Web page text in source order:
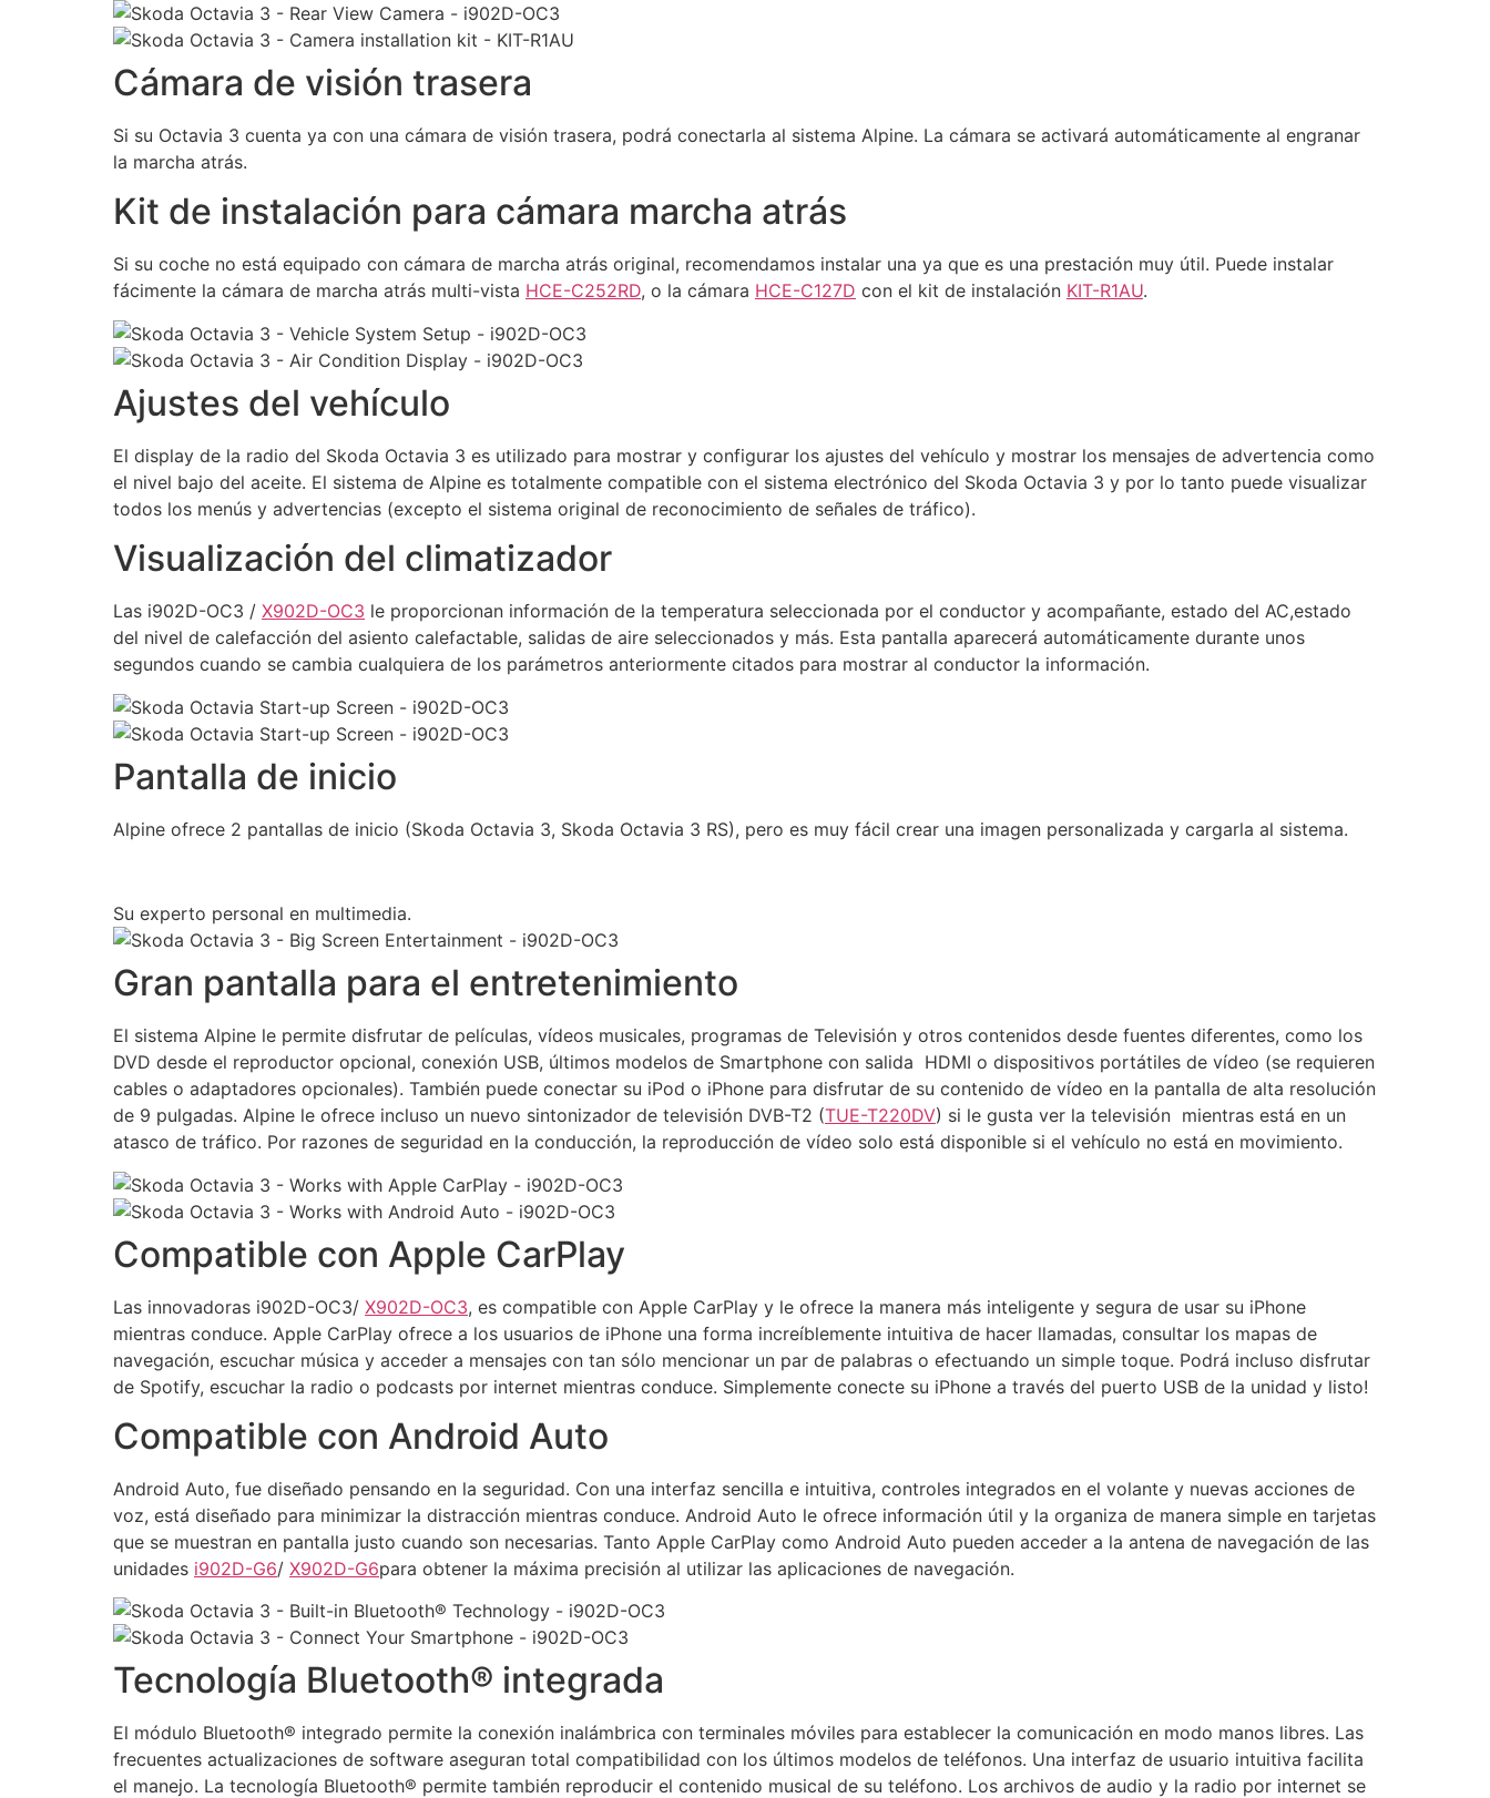
Cámara de visión trasera
Si su Octavia 3 cuenta ya con una cámara de visión trasera, podrá conectarla al sistema Alpine. La cámara se activará automáticamente al engranar
la marcha atrás.
Kit de instalación para cámara marcha atrás
Si su coche no está equipado con cámara de marcha atrás original, recomendamos instalar una ya que es una prestación muy útil. Puede instalar
fácimente la cámara de marcha atrás multi-vista HCE-C252RD, o la cámara HCE-C127D con el kit de instalación KIT-R1AU.
Ajustes del vehículo
El display de la radio del Skoda Octavia 3 es utilizado para mostrar y configurar los ajustes del vehículo y mostrar los mensajes de advertencia como
el nivel bajo del aceite. El sistema de Alpine es totalmente compatible con el sistema electrónico del Skoda Octavia 3 y por lo tanto puede visualizar
todos los menús y advertencias (excepto el sistema original de reconocimiento de señales de tráfico).
Visualización del climatizador
Las i902D-OC3 / X902D-OC3 le proporcionan información de la temperatura seleccionada por el conductor y acompañante, estado del AC,estado
del nivel de calefacción del asiento calefactable, salidas de aire seleccionados y más. Esta pantalla aparecerá automáticamente durante unos
segundos cuando se cambia cualquiera de los parámetros anteriormente citados para mostrar al conductor la información.
Pantalla de inicio
Alpine ofrece 2 pantallas de inicio (Skoda Octavia 3, Skoda Octavia 3 RS), pero es muy fácil crear una imagen personalizada y cargarla al sistema.
Su experto personal en multimedia.
Gran pantalla para el entretenimiento
El sistema Alpine le permite disfrutar de películas, vídeos musicales, programas de Televisión y otros contenidos desde fuentes diferentes, como los
DVD desde el reproductor opcional, conexión USB, últimos modelos de Smartphone con salida HDMI o dispositivos portátiles de vídeo (se requieren
cables o adaptadores opcionales). También puede conectar su iPod o iPhone para disfrutar de su contenido de vídeo en la pantalla de alta resolución
de 9 pulgadas. Alpine le ofrece incluso un nuevo sintonizador de televisión DVB-T2 (TUE-T220DV) si le gusta ver la televisión mientras está en un
atasco de tráfico. Por razones de seguridad en la conducción, la reproducción de vídeo solo está disponible si el vehículo no está en movimiento.
Compatible con Apple CarPlay
Las innovadoras i902D-OC3/ X902D-OC3, es compatible con Apple CarPlay y le ofrece la manera más inteligente y segura de usar su iPhone
mientras conduce. Apple CarPlay ofrece a los usuarios de iPhone una forma increíblemente intuitiva de hacer llamadas, consultar los mapas de
navegación, escuchar música y acceder a mensajes con tan sólo mencionar un par de palabras o efectuando un simple toque. Podrá incluso disfrutar
de Spotify, escuchar la radio o podcasts por internet mientras conduce. Simplemente conecte su iPhone a través del puerto USB de la unidad y listo!
Compatible con Android Auto
Android Auto, fue diseñado pensando en la seguridad. Con una interfaz sencilla e intuitiva, controles integrados en el volante y nuevas acciones de
voz, está diseñado para minimizar la distracción mientras conduce. Android Auto le ofrece información útil y la organiza de manera simple en tarjetas
que se muestran en pantalla justo cuando son necesarias. Tanto Apple CarPlay como Android Auto pueden acceder a la antena de navegación de las
unidades i902D-G6/ X902D-G6para obtener la máxima precisión al utilizar las aplicaciones de navegación.
Tecnología Bluetooth® integrada
El módulo Bluetooth® integrado permite la conexión inalámbrica con terminales móviles para establecer la comunicación en modo manos libres. Las
frecuentes actualizaciones de software aseguran total compatibilidad con los últimos modelos de teléfonos. Una interfaz de usuario intuitiva facilita
el manejo. La tecnología Bluetooth® permite también reproducir el contenido musical de su teléfono. Los archivos de audio y la radio por internet se